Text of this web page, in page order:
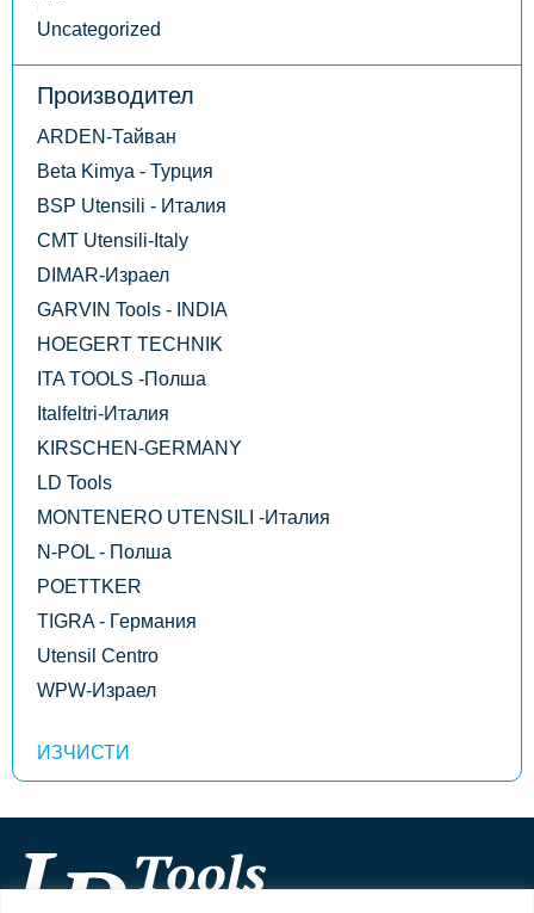
Uncategorized
Производител
ARDEN-Тайван
Beta Kimya - Турция
BSP Utensili - Италия
CMT Utensili-Italy
DIMAR-Израел
GARVIN Tools - INDIA
HOEGERT TECHNIK
ITA TOOLS -Полша
Italfeltri-Италия
KIRSCHEN-GERMANY
LD Tools
MONTENERO UTENSILI -Италия
N-POL - Полша
POETTKER
TIGRA - Германия
Utensil Centro
WPW-Израел